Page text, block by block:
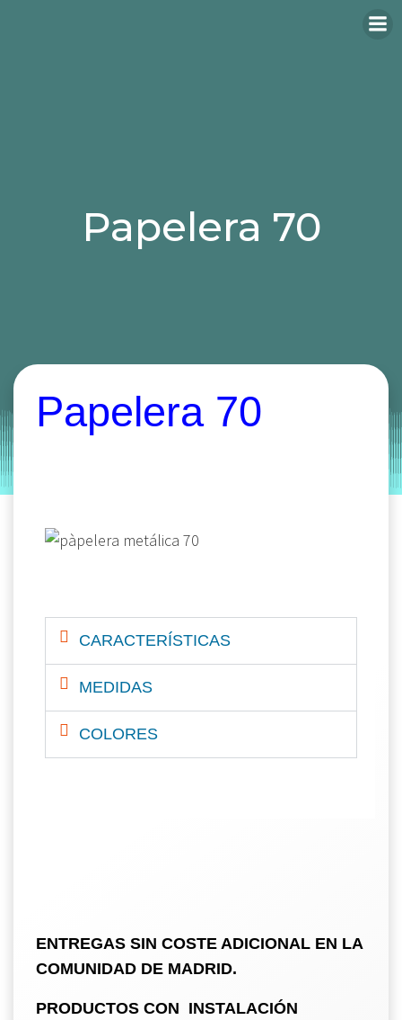
Papelera 70
Entorno | on octubre 23, 2019
Papelera 70
CARACTERÍSTICAS
MEDIDAS
COLORES
ENTREGAS SIN COSTE ADICIONAL EN LA
COMUNIDAD DE MADRID.
PRODUCTOS CON INSTALACIÓN